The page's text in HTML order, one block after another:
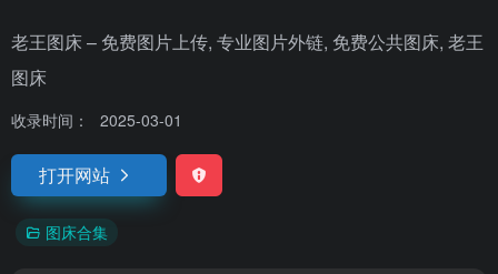
老王图床 – 免费图片上传, 专业图片外链, 免费公共图床, 老王
图床
收录时间： 2025-03-01
打开网站
图床合集